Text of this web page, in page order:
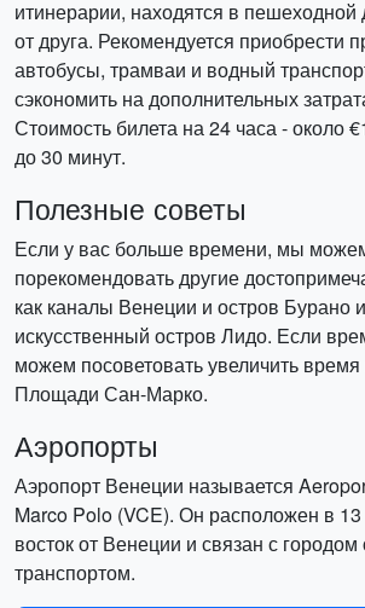
итинерарии, находятся в пешеходной
от друга. Рекомендуется приобрести
автобусы, трамваи и водный
сэкономить на дополнительных
Стоимость билета на 24 часа - около
до 30 минут.
Полезные советы
Если у вас больше времени, мы
порекомендовать другие
как каналы Венеции и остров Бурано
искусственный остров Лидо. Если
можем посоветовать увеличить
Площади Сан-Марко.
Аэропорты
Аэропорт Венеции называется
Marco Polo (VCE). Он расположен в
восток от Венеции и связан с
транспортом.